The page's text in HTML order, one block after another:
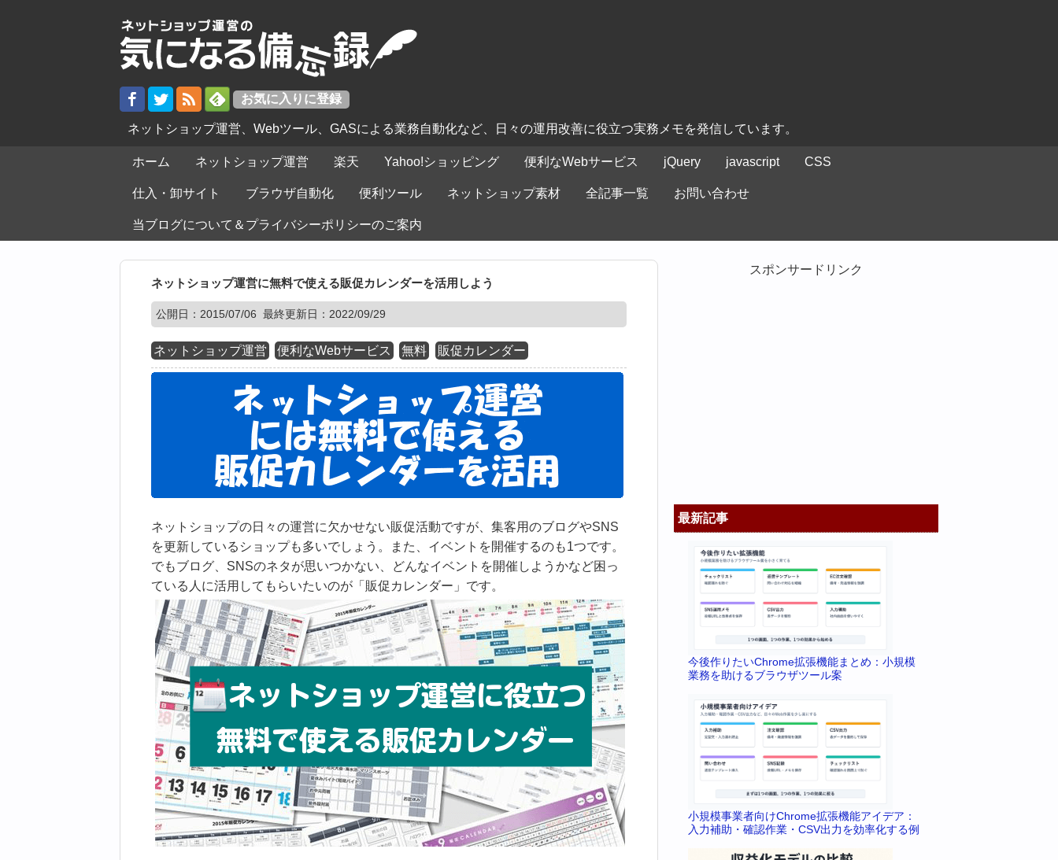
ネットショップ運営、Webツール、GASによる業務自動化など、日々の運用改善に役立つ実務メモを発信しています。
ホーム ネットショップ運営 楽天 Yahoo!ショッピング 便利なWebサービス jQuery javascript CSS
仕入・卸サイト ブラウザ自動化 便利ツール ネットショップ素材 全記事一覧 お問い合わせ
当ブログについて＆プライバシーポリシーのご案内
ネットショップ運営に無料で使える販促カレンダーを活用しよう
公開日：2015/07/06 最終更新日：2022/09/29
ネットショップ運営 便利なWebサービス 無料 販促カレンダー
ネットショップの日々の運営に欠かせない販促活動ですが、集客用のブログやSNS
を更新しているショップも多いでしょう。また、イベントを開催するのも1つです。
でもブログ、SNSのネタが思いつかない、どんなイベントを開催しようかなど困っ
ている人に活用してもらいたいのが「販促カレンダー」です。
スポンサードリンク
最新記事
今後作りたいChrome拡張機能まとめ：小規模
業務を助けるブラウザツール案
小規模事業者向けChrome拡張機能アイデア：
入力補助・確認作業・CSV出力を効率化する例